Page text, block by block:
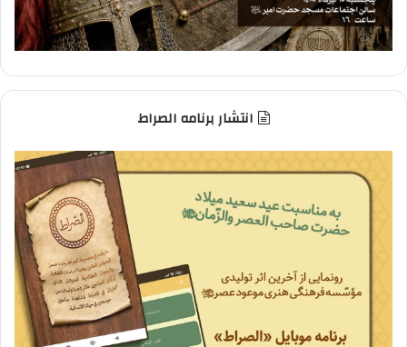
انتشار برنامه الصراط